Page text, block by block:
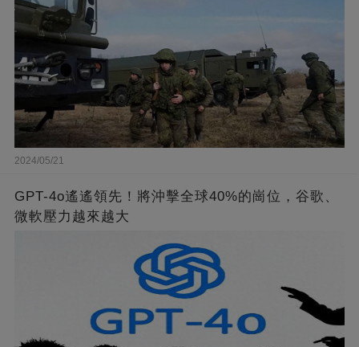
2024/05/21
GPT-4o遙遙領先！將沖擊全球40%的崗位，谷歌、
微軟壓力越來越大